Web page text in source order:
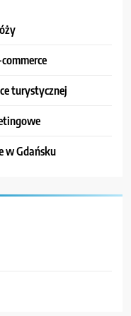
turystycznej
w Gdańsku